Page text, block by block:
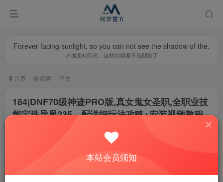
Forever facing sunlight, so you can not see the shadow of the.
永远面向阳光，这样你就看不见阴影了
首页 游戏类 正文
184|DNF70级神迹PRO版,真女鬼女圣职,全职业技
能宝珠异界235，配详细玩法攻略+安装视频教程
本站会员须知